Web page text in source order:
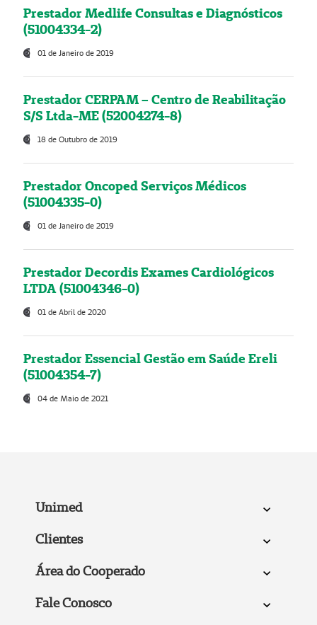
Prestador Medlife Consultas e Diagnósticos
(51004334-2)
01 de Janeiro de 2019
Prestador CERPAM – Centro de Reabilitação
S/S Ltda-ME (52004274-8)
18 de Outubro de 2019
Prestador Oncoped Serviços Médicos
(51004335-0)
01 de Janeiro de 2019
Prestador Decordis Exames Cardiológicos
LTDA (51004346-0)
01 de Abril de 2020
Prestador Essencial Gestão em Saúde Ereli
(51004354-7)
04 de Maio de 2021
Unimed
Clientes
Área do Cooperado
Fale Conosco